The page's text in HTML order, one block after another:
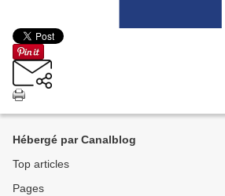
Hébergé par Canalblog
Top articles
Pages